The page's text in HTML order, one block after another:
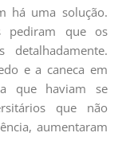
há uma solução.
pediram que os
detalhadamente.
e a caneca em
que haviam se
que não
aumentaram